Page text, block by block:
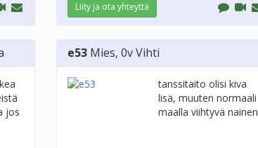
Liity ja ota yhteyttä
jos
e53 Mies, 0vVihti
tanssitaito olisi kiva
lisä, muuten normaali
maalla viihtyvä nainen